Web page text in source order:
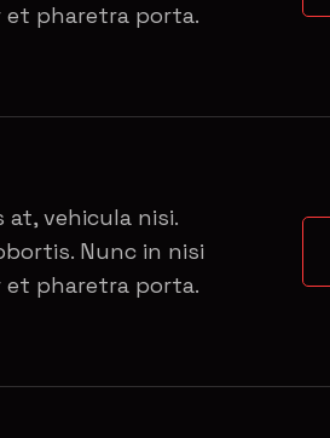
et pharetra porta.
vehicula nisi.
Nunc in nisi
et pharetra porta.